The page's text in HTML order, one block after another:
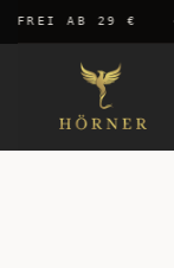
Zum
Inhalt
AB 29 €